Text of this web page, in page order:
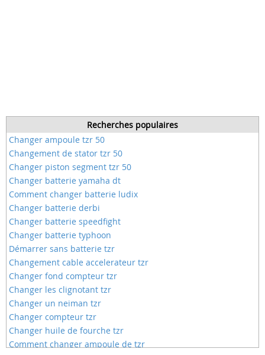
Recherches populaires
Changer ampoule tzr 50
Changement de stator tzr 50
Changer piston segment tzr 50
Changer batterie yamaha dt
Comment changer batterie ludix
Changer batterie derbi
Changer batterie speedfight
Changer batterie typhoon
Démarrer sans batterie tzr
Changement cable accelerateur tzr
Changer fond compteur tzr
Changer les clignotant tzr
Changer un neiman tzr
Changer compteur tzr
Changer huile de fourche tzr
Comment changer ampoule de tzr